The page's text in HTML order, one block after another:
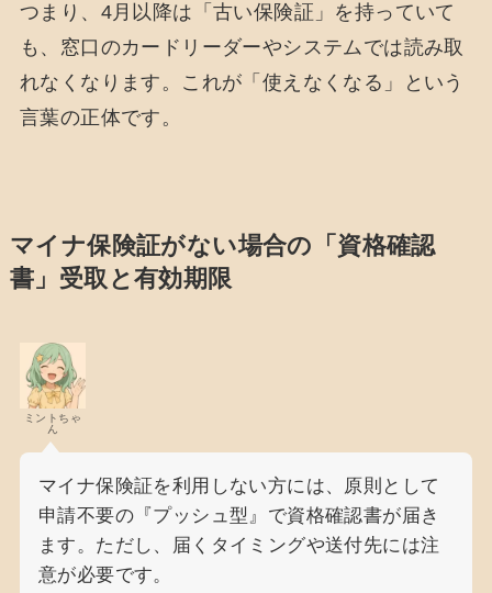
つまり、4月以降は「古い保険証」を持っていて
も、窓口のカードリーダーやシステムでは読み取
れなくなります。これが「使えなくなる」という
言葉の正体です。
マイナ保険証がない場合の「資格確認
書」受取と有効期限
ミントちゃ
ん
マイナ保険証を利用しない方には、原則として
申請不要の『プッシュ型』で資格確認書が届き
ます。ただし、届くタイミングや送付先には注
意が必要です。